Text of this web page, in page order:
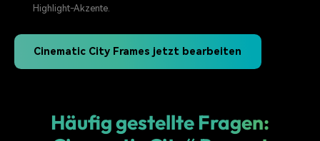
Highlight‑Akzente.
Cinematic City Frames jetzt bearbeiten
Häufig gestellte Fragen: